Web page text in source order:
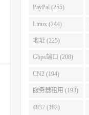
PayPal (255)
Linux (244)
地址 (225)
Gbps端口 (208)
CN2 (194)
服务器租用 (193)
4837 (182)